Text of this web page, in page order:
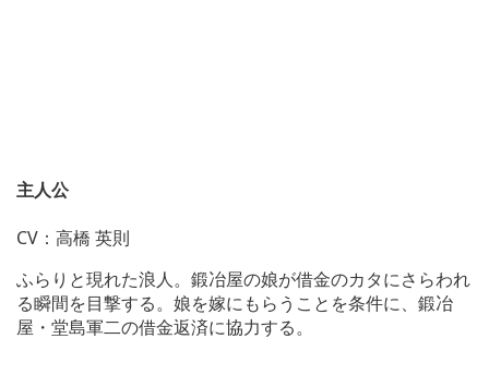
主人公
CV：高橋 英則
ふらりと現れた浪人。鍛冶屋の娘が借金のカタにさらわれ
る瞬間を目撃する。娘を嫁にもらうことを条件に、鍛冶
屋・堂島軍二の借金返済に協力する。